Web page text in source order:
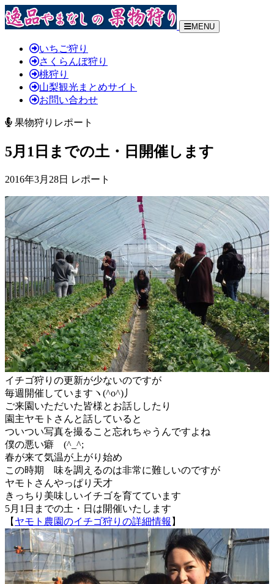
MENU
いちご狩り
さくらんぼ狩り
桃狩り
山梨観光まとめサイト
お問い合わせ
果物狩りレポート
5月1日までの土・日開催します
2016年3月28日 レポート
イチゴ狩りの更新が少ないのですが
毎週開催していますヽ(^o^)丿
ご来園いただいた皆様とお話ししたり
園主ヤモトさんと話していると
ついつい写真を撮ること忘れちゃうんですよね
僕の悪い癖 (^_^;
春が来て気温が上がり始め
この時期 味を調えるのは非常に難しいのですが
ヤモトさんやっぱり天才
きっちり美味しいイチゴを育てています
5月1日までの土・日は開催いたします
【 ヤモト農園のイチゴ狩りの詳細情報 】